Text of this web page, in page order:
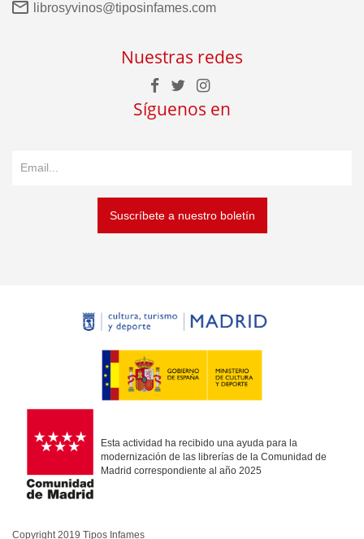
librosyvinos@tiposinfames.com
Nuestras redes
Síguenos en
Suscríbete a nuestro boletín
Esta actividad ha recibido una ayuda para la
modernización de las librerías de la Comunidad de
Madrid correspondiente al año 2025
Copyright 2019 Tipos Infames